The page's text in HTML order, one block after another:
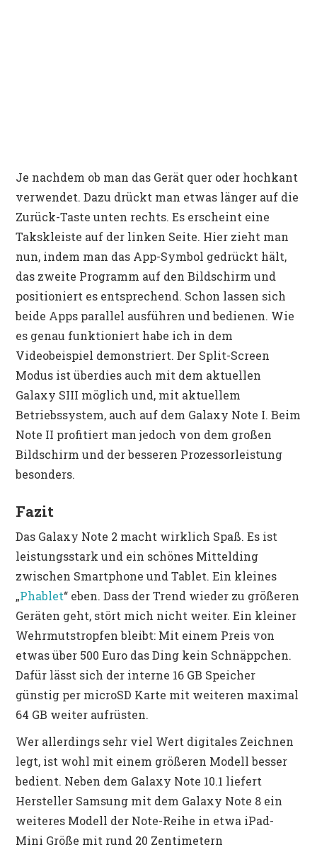
Je nachdem ob man das Gerät quer oder hochkant
verwendet. Dazu drückt man etwas länger auf die
Zurück-Taste unten rechts. Es erscheint eine
Takskleiste auf der linken Seite. Hier zieht man
nun, indem man das App-Symbol gedrückt hält,
das zweite Programm auf den Bildschirm und
positioniert es entsprechend. Schon lassen sich
beide Apps parallel ausführen und bedienen. Wie
es genau funktioniert habe ich in dem
Videobeispiel demonstriert. Der Split-Screen
Modus ist überdies auch mit dem aktuellen
Galaxy SIII möglich und, mit aktuellem
Betriebssystem, auch auf dem Galaxy Note I. Beim
Note II profitiert man jedoch von dem großen
Bildschirm und der besseren Prozessorleistung
besonders.
Fazit
Das Galaxy Note 2 macht wirklich Spaß. Es ist
leistungsstark und ein schönes Mittelding
zwischen Smartphone und Tablet. Ein kleines
„Phablet“ eben. Dass der Trend wieder zu größeren
Geräten geht, stört mich nicht weiter. Ein kleiner
Wehrmutstropfen bleibt: Mit einem Preis von
etwas über 500 Euro das Ding kein Schnäppchen.
Dafür lässt sich der interne 16 GB Speicher
günstig per microSD Karte mit weiteren maximal
64 GB weiter aufrüsten.
Wer allerdings sehr viel Wert digitales Zeichnen
legt, ist wohl mit einem größeren Modell besser
bedient. Neben dem Galaxy Note 10.1 liefert
Hersteller Samsung mit dem Galaxy Note 8 ein
weiteres Modell der Note-Reihe in etwa iPad-
Mini Größe mit rund 20 Zentimetern